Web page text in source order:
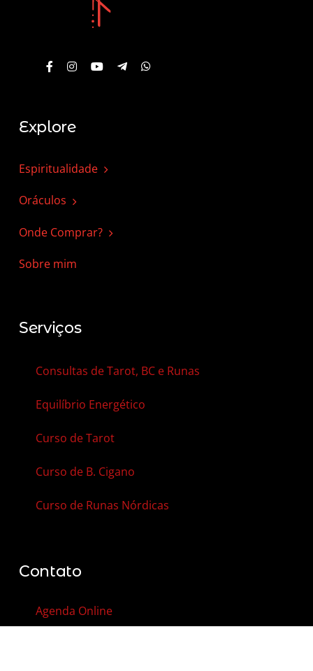
Explore
Espiritualidade
Oráculos
Onde Comprar?
Sobre mim
Serviços
Consultas de Tarot, BC e Runas
Equilíbrio Energético
Curso de Tarot
Curso de B. Cigano
Curso de Runas Nórdicas
Contato
Agenda Online